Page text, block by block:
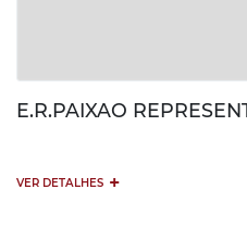
E.R.PAIXAO
VER DETALHES +